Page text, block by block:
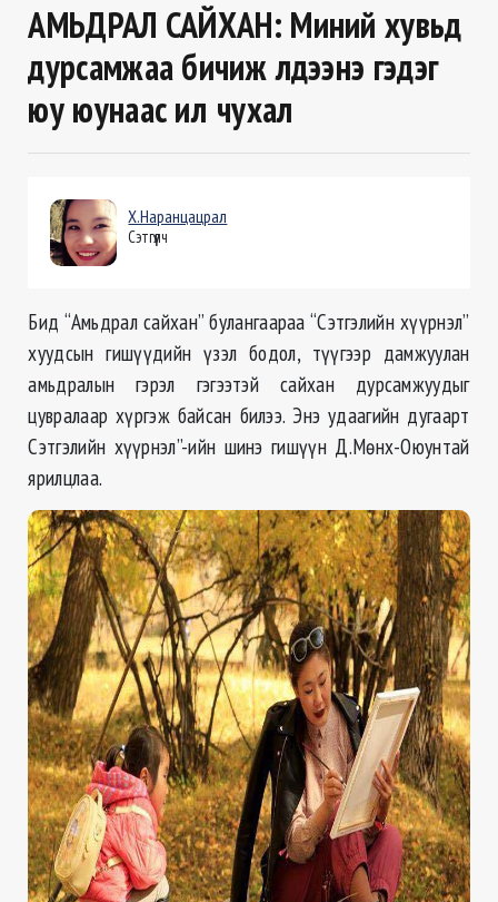
АМЬДРАЛ САЙХАН: Миний хувьд
дурсамжаа бичиж үлдээнэ гэдэг
юу юунаас илүү чухал
Х.Наранцацрал
Сэтгүүлч
Бид “Амьдрал сайхан” булангаараа “Сэтгэлийн хүүрнэл”
хуудсын гишүүдийн үзэл бодол, түүгээр дамжуулан
амьдралын гэрэл гэгээтэй сайхан дурсамжуудыг
цувралаар хүргэж байсан билээ. Энэ удаагийн дугаарт
Сэтгэлийн хүүрнэл”-ийн шинэ гишүүн Д.Мөнх-Оюунтай
ярилцлаа.